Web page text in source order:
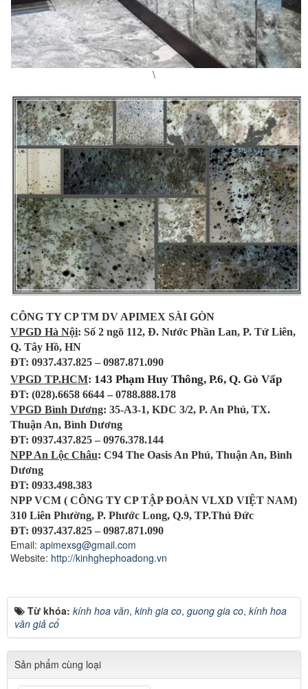
\
CÔNG TY CP TM DV APIMEX SÀI GÒN
VPGD Hà Nội: Số 2 ngõ 112, Đ. Nước Phần Lan, P. Tứ Liên,
Q. Tây Hồ, HN
ĐT: 0937.437.825 – 0987.871.090
VPGD TP.HCM: 143 Phạm Huy Thông, P.6, Q. Gò Vấp
ĐT: (028).6658 6644 – 0788.888.178
VPGD Bình Dương: 35-A3-1, KDC 3/2, P. An Phú, TX.
Thuận An, Bình Dương
ĐT: 0937.437.825 – 0976.378.144
NPP An Lộc Châu: C94 The Oasis An Phú, Thuận An, Bình
Dương
ĐT: 0933.498.383
NPP VCM ( CÔNG TY CP TẬP ĐOÀN VLXD VIỆT NAM)
310 Liên Phường, P. Phước Long, Q.9, TP.Thủ Đức
ĐT: 0937.437.825 – 0987.871.090
Email: apimexsg@gmail.com
Website: http://kinhghephoadong.vn
Từ khóa: kính hoa văn, kinh gia co, guong gia co, kính hoa
văn giả cổ
Sản phẩm cùng loại